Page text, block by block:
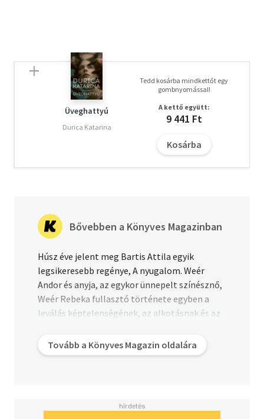
Olvasd el mások véleményét is!
Üveghattyú
Durica Katarina
Tedd kosárba mindkettőt egy
gombnyomással!
A kettő együtt:
9 441 Ft
Kosárba
Bővebben a Könyves Magazinban
Húsz éve jelent meg Bartis Attila egyik
legsikeresebb regénye, A nyugalom. Weér
Andor és anyja, az egykor ünnepelt színésznő,
Weér Rebeka fullasztó története egyben a
leválás képtelenségének, az alkotásnak és az
színházi és filmes feldolgozás is született.
Bartis Attila írásban válaszolt a kérdéseinkre,
bármennyi időt is tölt az író egy regénnyel,
Tovább a Könyves Magazin oldalára